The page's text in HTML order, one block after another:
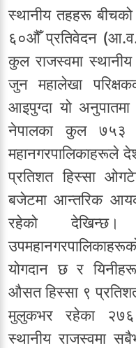
स्थानीय तहहरू बीचको
६०औँ प्रतिवेदन
कुल राजस्वमा
जुन महालेखा
आइपुग्दा यो
नेपालका कुल ७५३
महानगरपालिकाहरूले
प्रतिशत हिस्सा
बजेटमा आन्तरिक
रहेको
योगदान छ र
औसत हिस्सा ९
मुलुकभर रहेका
स्थानीय राजस्वमा